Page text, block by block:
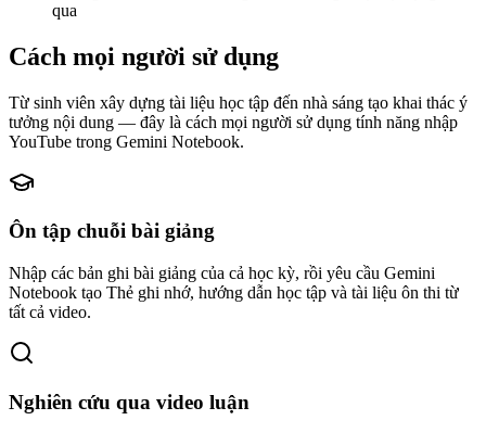
qua
Cách mọi người sử dụng
Từ sinh viên xây dựng tài liệu học tập đến nhà sáng tạo khai thác ý
tưởng nội dung — đây là cách mọi người sử dụng tính năng nhập
YouTube trong Gemini Notebook.
Ôn tập chuỗi bài giảng
Nhập các bản ghi bài giảng của cả học kỳ, rồi yêu cầu Gemini
Notebook tạo Thẻ ghi nhớ, hướng dẫn học tập và tài liệu ôn thi từ
tất cả video.
Nghiên cứu qua video luận